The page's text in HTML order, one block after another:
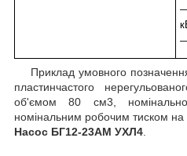
Приклад умовного
пластинчастого
об'ємом 80 см3,
номінальним робочим тиском
Насос БГ12-23АМ УХЛ4